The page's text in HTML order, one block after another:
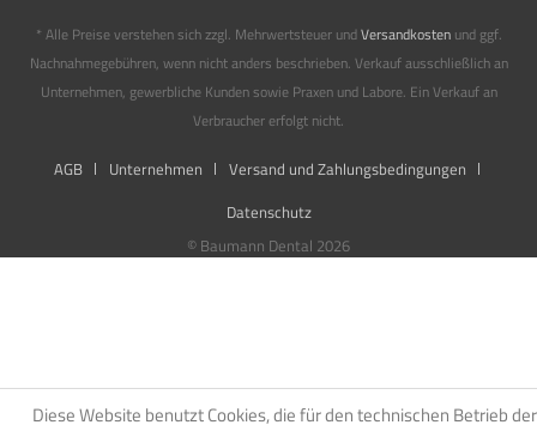
* Alle Preise verstehen sich zzgl. Mehrwertsteuer undVersandkostenund ggf.
Nachnahmegebühren, wenn nicht anders beschrieben. Verkauf ausschließlich an
Unternehmen, gewerbliche Kunden sowie Praxen und Labore. Ein Verkauf an
Verbraucher erfolgt nicht.
AGB Unternehmen
Versand und Zahlungsbedingungen
Datenschutz
© Baumann Dental 2026
Diese Website benutzt Cookies, die für den technischen Betrieb der